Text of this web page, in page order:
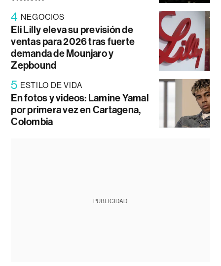
4 NEGOCIOS
Eli Lilly eleva su previsión de
ventas para 2026 tras fuerte
demanda de Mounjaro y
Zepbound
5 ESTILO DE VIDA
En fotos y videos: Lamine Yamal
por primera vez en Cartagena,
Colombia
PUBLICIDAD